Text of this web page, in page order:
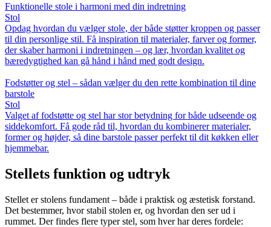
Funktionelle stole i harmoni med din indretning
Stol
Opdag hvordan du vælger stole, der både støtter kroppen og passer
til din personlige stil. Få inspiration til materialer, farver og former,
der skaber harmoni i indretningen – og lær, hvordan kvalitet og
bæredygtighed kan gå hånd i hånd med godt design.
Fodstøtter og stel – sådan vælger du den rette kombination til dine
barstole
Stol
Valget af fodstøtte og stel har stor betydning for både udseende og
siddekomfort. Få gode råd til, hvordan du kombinerer materialer,
former og højder, så dine barstole passer perfekt til dit køkken eller
hjemmebar.
Stellets funktion og udtryk
Stellet er stolens fundament – både i praktisk og æstetisk forstand.
Det bestemmer, hvor stabil stolen er, og hvordan den ser ud i
rummet. Der findes flere typer stel, som hver har deres fordele: